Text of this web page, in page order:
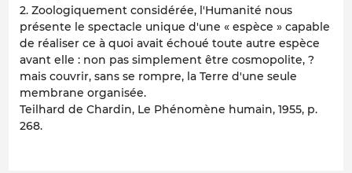
2. Zoologiquement considérée, l'Humanité nous
présente le spectacle unique d'une « espèce » capable
de réaliser ce à quoi avait échoué toute autre espèce
avant elle : non pas simplement être cosmopolite, ?
mais couvrir, sans se rompre, la Terre d'une seule
membrane organisée.
Teilhard de Chardin, Le Phénomène humain, 1955, p.
268.